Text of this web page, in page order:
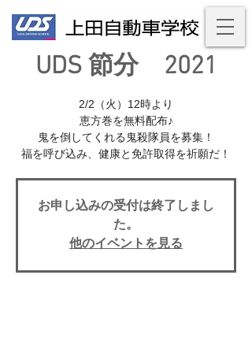
UDS 節分 2021
2/2（火）12時より
恵方巻を無料配布♪
鬼を倒してくれる鬼殺隊員を募集！
福を呼び込み、健康と免許取得を祈願だ！
お申し込みの受付は終了しまし
た。
他のイベントを見る